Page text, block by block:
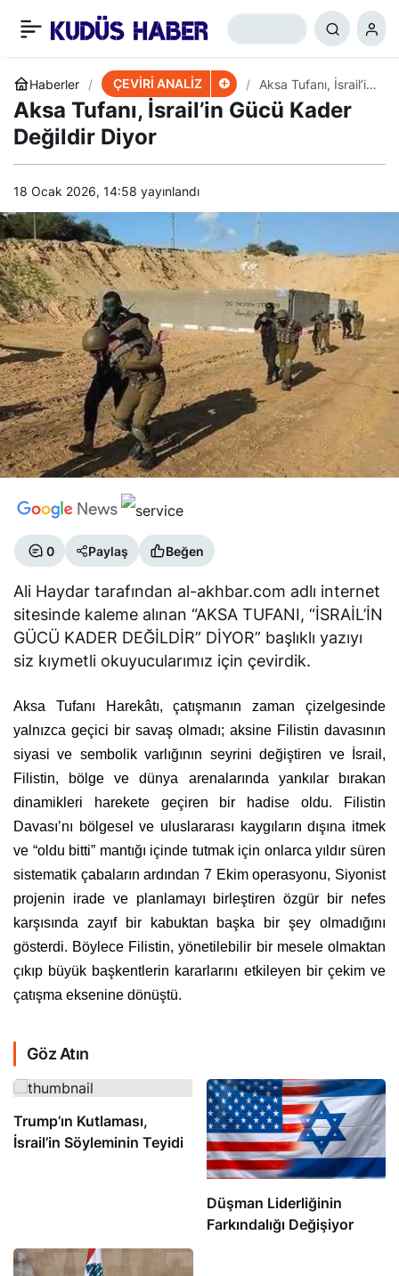
Haberler ÇEVİRİ ANALİZ
Aksa Tufanı, İsrail’in
Gücü Kader Değildir
Diyor
Aksa Tufanı, İsrail’in Gücü Kader
Değildir Diyor
18 Ocak 2026, 14:58 yayınlandı
0 Paylaş Beğen
Ali Haydar tarafından al-akhbar.com adlı internet
sitesinde kaleme alınan “AKSA TUFANI, “İSRAİL’İN
GÜCÜ KADER DEĞİLDİR” DİYOR” başlıklı yazıyı
siz kıymetli okuyucularımız için çevirdik.
Aksa Tufanı Harekâtı, çatışmanın zaman çizelgesinde
yalnızca geçici bir savaş olmadı; aksine Filistin davasının
siyasi ve sembolik varlığının seyrini değiştiren ve İsrail,
Filistin, bölge ve dünya arenalarında yankılar bırakan
dinamikleri harekete geçiren bir hadise oldu. Filistin
Davası’nı bölgesel ve uluslararası kaygıların dışına itmek
ve “oldu bitti” mantığı içinde tutmak için onlarca yıldır süren
sistematik çabaların ardından 7 Ekim operasyonu, Siyonist
projenin irade ve planlamayı birleştiren özgür bir nefes
karşısında zayıf bir kabuktan başka bir şey olmadığını
gösterdi. Böylece Filistin, yönetilebilir bir mesele olmaktan
çıkıp büyük başkentlerin kararlarını etkileyen bir çekim ve
çatışma eksenine dönüştü.
Göz Atın
Trump’ın Kutlaması,
İsrail’in Söyleminin Teyidi
Düşman Liderliğinin
Farkındalığı Değişiyor
Sınvar’ın Hamlesi Bir
İntihar Mıydı?
+ 0 Paylaş